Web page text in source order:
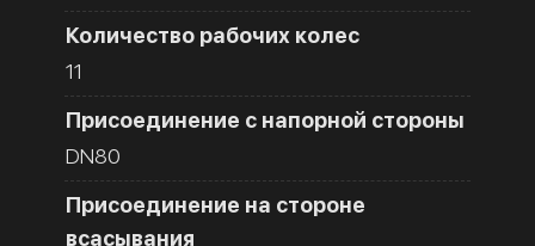
Количество рабочих колес
11
Присоединение с напорной стороны
DN80
Присоединение на стороне
всасывания